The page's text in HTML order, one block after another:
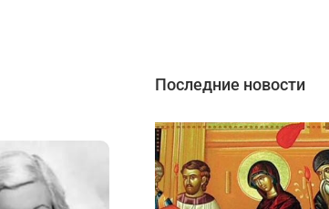
Последние новости